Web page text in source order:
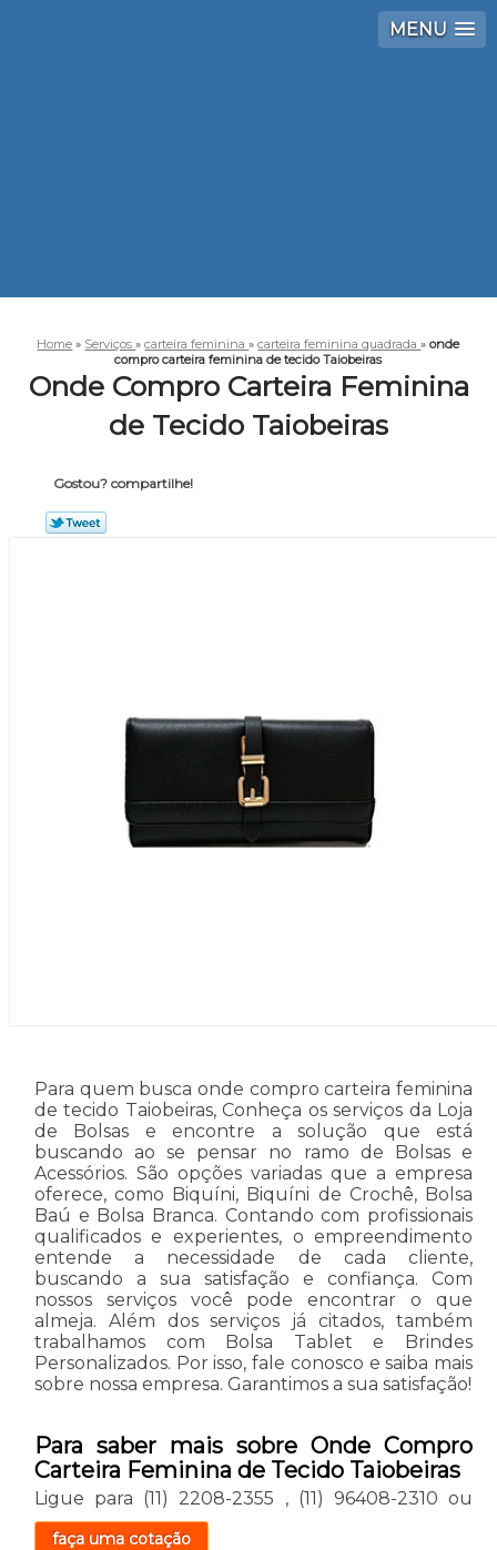
MENU
Home » Serviços»carteira feminina»carteira feminina quadrada»onde
compro carteira feminina de tecido Taiobeiras
Onde Compro Carteira Feminina
de Tecido Taiobeiras
Gostou? compartilhe!
Para quem busca onde compro carteira feminina
de tecido Taiobeiras, Conheça os serviços da Loja
de Bolsas e encontre a solução que está
buscando ao se pensar no ramo de Bolsas e
Acessórios. São opções variadas que a empresa
oferece, como Biquíni, Biquíni de Crochê, Bolsa
Baú e Bolsa Branca. Contando com profissionais
qualificados e experientes, o empreendimento
entende a necessidade de cada cliente,
buscando a sua satisfação e confiança. Com
nossos serviços você pode encontrar o que
almeja. Além dos serviços já citados, também
trabalhamos com Bolsa Tablet e Brindes
Personalizados. Por isso, fale conosco e saiba mais
sobre nossa empresa. Garantimos a sua satisfação!
Para saber mais sobre Onde Compro
Carteira Feminina de Tecido Taiobeiras
Ligue para (11) 2208-2355 , (11) 96408-2310 ou
faça uma cotação